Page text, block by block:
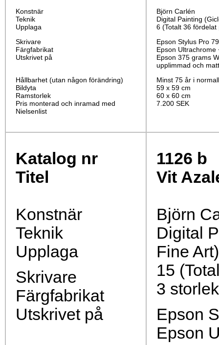
Konstnär
Teknik
Upplaga
Skrivare
Färgfabrikat
Utskrivet på
Hållbarhet (utan någon förändring)
Bildyta
Ramstorlek
Pris monterad och inramad med
Nielsenlist
Björn Carlén
Digital Painting
6 (Totalt 36
Epson Stylus Pro
Epson Ultrachrome
Epson 375 grams
upplimmad och
Minst 75 år i
59 x 59 cm
60 x 60 cm
7.200 SEK
Katalog nr
Titel
Konstnär
Teknik
Upplaga
Skrivare
Färgfabrikat
Utskrivet på
1126 b
Vit
Björn
Digital
Fine Art)
15
3
Epson
Epson